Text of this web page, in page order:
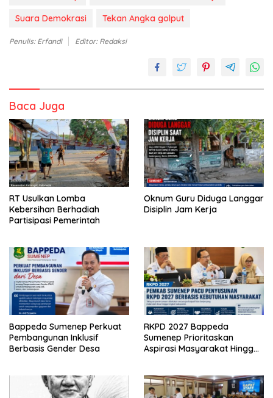
Suara Demokrasi
Tekan Angka golput
Penulis: Erfandi Editor: Redaksi
Baca Juga
RT Usulkan Lomba
Kebersihan Berhadiah
Partisipasi Pemerintah
Oknum Guru Diduga Langgar
Disiplin Jam Kerja
Bappeda Sumenep Perkuat
Pembangunan Inklusif
Berbasis Gender Desa
RKPD 2027 Bappeda
Sumenep Prioritaskan
Aspirasi Masyarakat Hingga